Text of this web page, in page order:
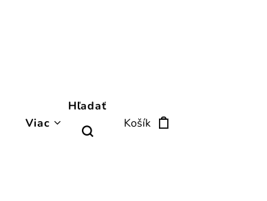
Viac
Hľadať
Košík